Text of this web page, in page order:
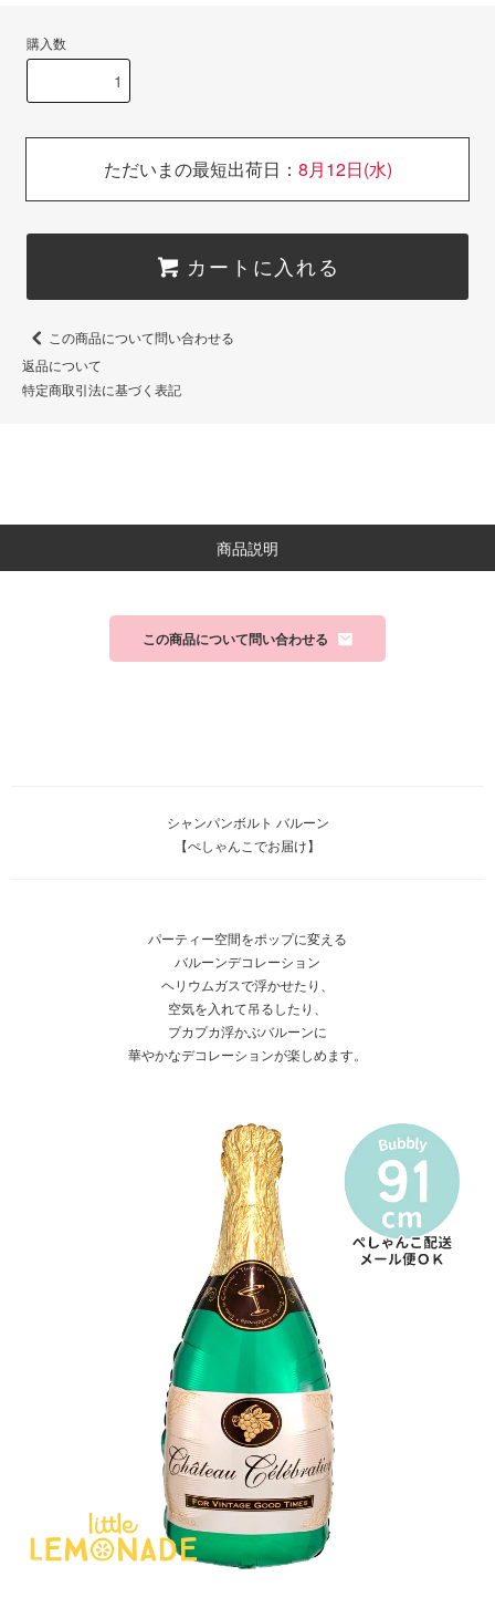
購入数
ただいまの最短出荷日： 8月12日(水)
カートに入れる
この商品について問い合わせる
返品について
特定商取引法に基づく表記
商品説明
この商品について問い合わせる
シャンパンボルト バルーン
【ぺしゃんこでお届け】
パーティー空間をポップに変える
バルーンデコレーション
ヘリウムガスで浮かせたり、
空気を入れて吊るしたり、
プカプカ浮かぶバルーンに
華やかなデコレーションが楽しめます。